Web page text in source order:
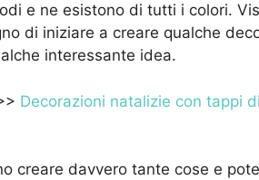
e ne esistono di tutti i colori.
di iniziare a creare qualche
interessante idea.
Decorazioni natalizie con tappi
creare davvero tante cose e